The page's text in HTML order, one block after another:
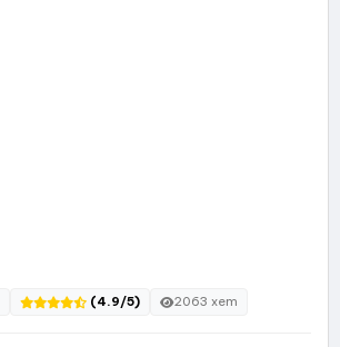
(4.9/5) 2063 xem